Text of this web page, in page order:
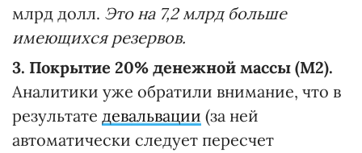
млрд долл. Это на 7,2 млрд больше
имеющихся резервов.
3. Покрытие 20% денежной массы (М2).
Аналитики уже обратили внимание, что в
результате девальвации (за ней
автоматически следует пересчет